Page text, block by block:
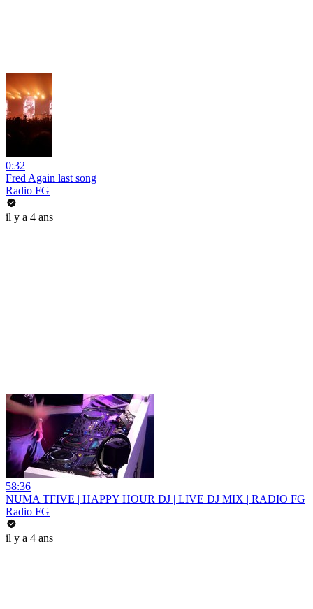
0:32
Fred Again last song
Radio FG
il y a 4 ans
58:36
NUMA TFIVE | HAPPY HOUR DJ | LIVE DJ MIX | RADIO FG
Radio FG
il y a 4 ans